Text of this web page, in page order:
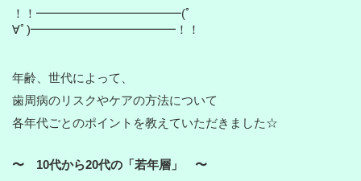
！！━━━━━━━━━━━━(ﾟ
∀ﾟ)━━━━━━━━━━━━！！
年齢、世代によって、
歯周病のリスクやケアの方法について
各年代ごとのポイントを教えていただきました☆
〜 10代から20代の「若年層」 〜